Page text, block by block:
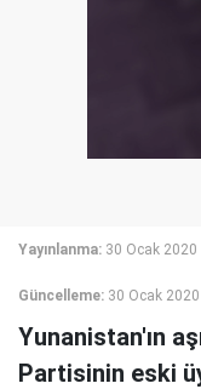
Yayınlanma: 30 Ocak 2020
Güncelleme: 30 Ocak
Yunanistan'ın
Partisinin eski